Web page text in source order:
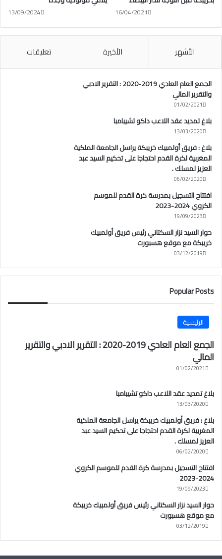
13/09/2024 16/04/2021
الأشهر الأخيرة تعليقات
الجمع العام العادي 2019-2020 : التقرير الادبي
والتقرير المالي
01/02/2021
بلاغ تمديد عقد اللاعب داكو تشيبامبا
13/03/2020
بلاغ : فريق أولمبيك خريبكة يراسل الجامعة الملكية
المغربية لكرة القدم احتجاجا على تحكيم السيد عبد
العزيز لمسلك .
06/02/2020
افتتاح التسجيل بمدرسة كرة القدم للموسم
الكروي 2024-2023
19/09/2023
حوار السيد نزار السكتاني رئيس فريق أولمبيك
خريبكة مع موقع هسبورت
03/12/2019
Popular Posts
الرئيسية
الجمع العام العادي 2019-2020 : التقرير الادبي والتقرير
المالي
01/02/2021
بلاغ تمديد عقد اللاعب داكو تشيبامبا
13/03/2020
بلاغ : فريق أولمبيك خريبكة يراسل الجامعة الملكية
المغربية لكرة القدم احتجاجا على تحكيم السيد عبد
العزيز لمسلك .
06/02/2020
افتتاح التسجيل بمدرسة كرة القدم للموسم الكروي
2024-2023
19/09/2023
حوار السيد نزار السكتاني رئيس فريق أولمبيك خريبكة
مع موقع هسبورت
03/12/2019